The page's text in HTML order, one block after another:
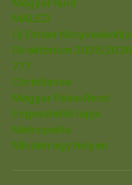
MALEZI
Új Ember Könyvesboltja
Direktórium 2025/2026
777
Christianae
Magyar Pálos Rend
Engesztelők lapja
Metropolita
Minden egy helyen